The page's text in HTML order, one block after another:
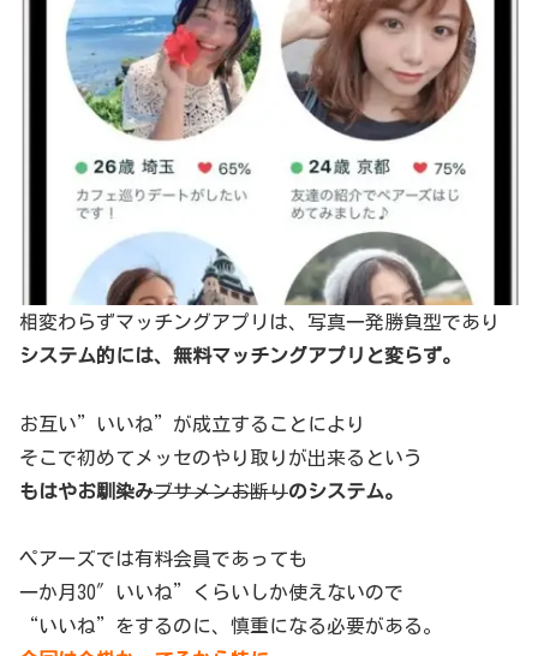
相変わらずマッチングアプリは、写真一発勝負型であり
システム的には、無料マッチングアプリと変らず。
お互い”いいね”が成立することにより
そこで初めてメッセのやり取りが出来るという
もはやお馴染みブサメンお断りのシステム。
ペアーズでは有料会員であっても
一か月30″いいね”くらいしか使えないので
“いいね”をするのに、慎重になる必要がある。